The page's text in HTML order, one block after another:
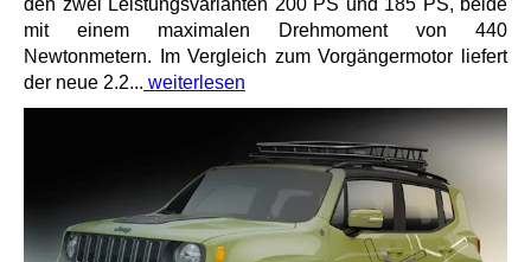
mit einem maximalen Drehmoment von 440
Newtonmetern. Im Vergleich zum Vorgängermotor liefert
der neue 2.2... weiterlesen